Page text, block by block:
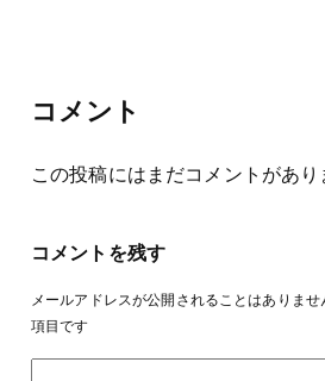
コメント
この投稿にはまだコメントがあり
コメントを残す
メールアドレスが公開されることはありませ
項目です